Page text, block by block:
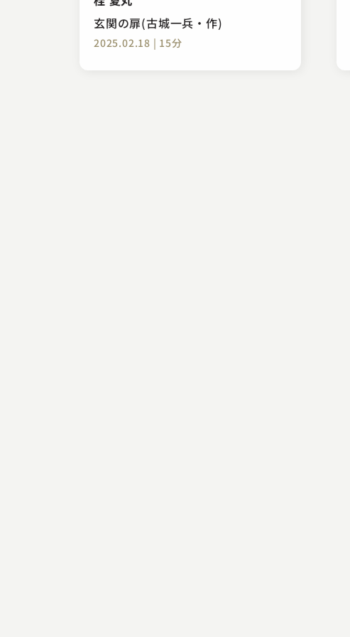
玄関の扉(古城一兵・作)
2025.02.18 | 15分